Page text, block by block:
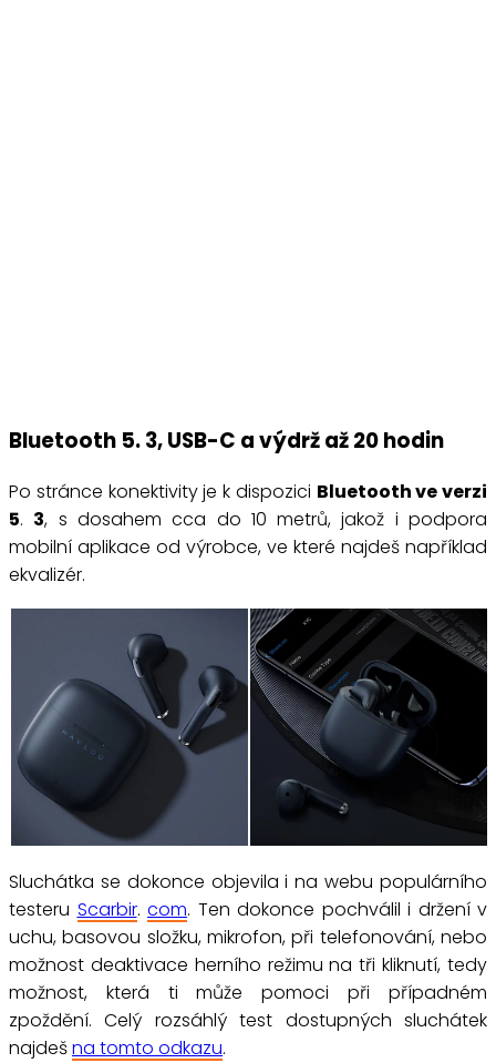
Bluetooth 5. 3, USB-C a výdrž až 20 hodin
Po stránce konektivity je k dispozici Bluetooth ve verzi
5. 3, s dosahem cca do 10 metrů, jakož i podpora
mobilní aplikace od výrobce, ve které najdeš například
ekvalizér.
Sluchátka se dokonce objevila i na webu populárního
testeru Scarbir. com. Ten dokonce pochválil i držení v
uchu, basovou složku, mikrofon, při telefonování, nebo
možnost deaktivace herního režimu na tři kliknutí, tedy
možnost, která ti může pomoci při případném
zpoždění. Celý rozsáhlý test dostupných sluchátek
najdešna tomto odkazu.